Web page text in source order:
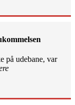
på udebane, var